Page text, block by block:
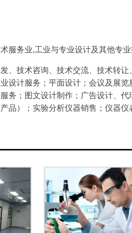
服务业,工业与专业设计及其他专
、技术咨询、技术交流、技术转
设计服务；平面设计；会议及展
务；图文设计制作；广告设计、
品）；实验分析仪器销售；仪器仪